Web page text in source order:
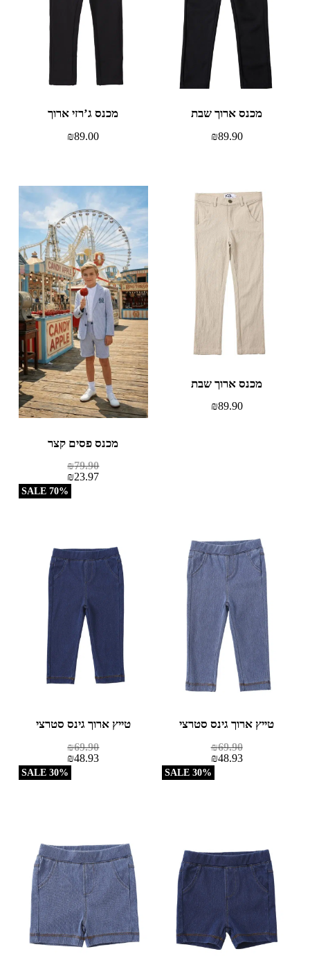
מכנס ארוך שבת
₪89.90
מכנס ג’רזי ארוך
₪89.00
מכנס ארוך שבת
₪89.90
70% SALE
מכנס פסים קצר
₪79.90
₪23.97
30% SALE
טייץ ארוך גינס סטרצי
₪69.90
₪48.93
30% SALE
טייץ ארוך גינס סטרצי
₪69.90
₪48.93